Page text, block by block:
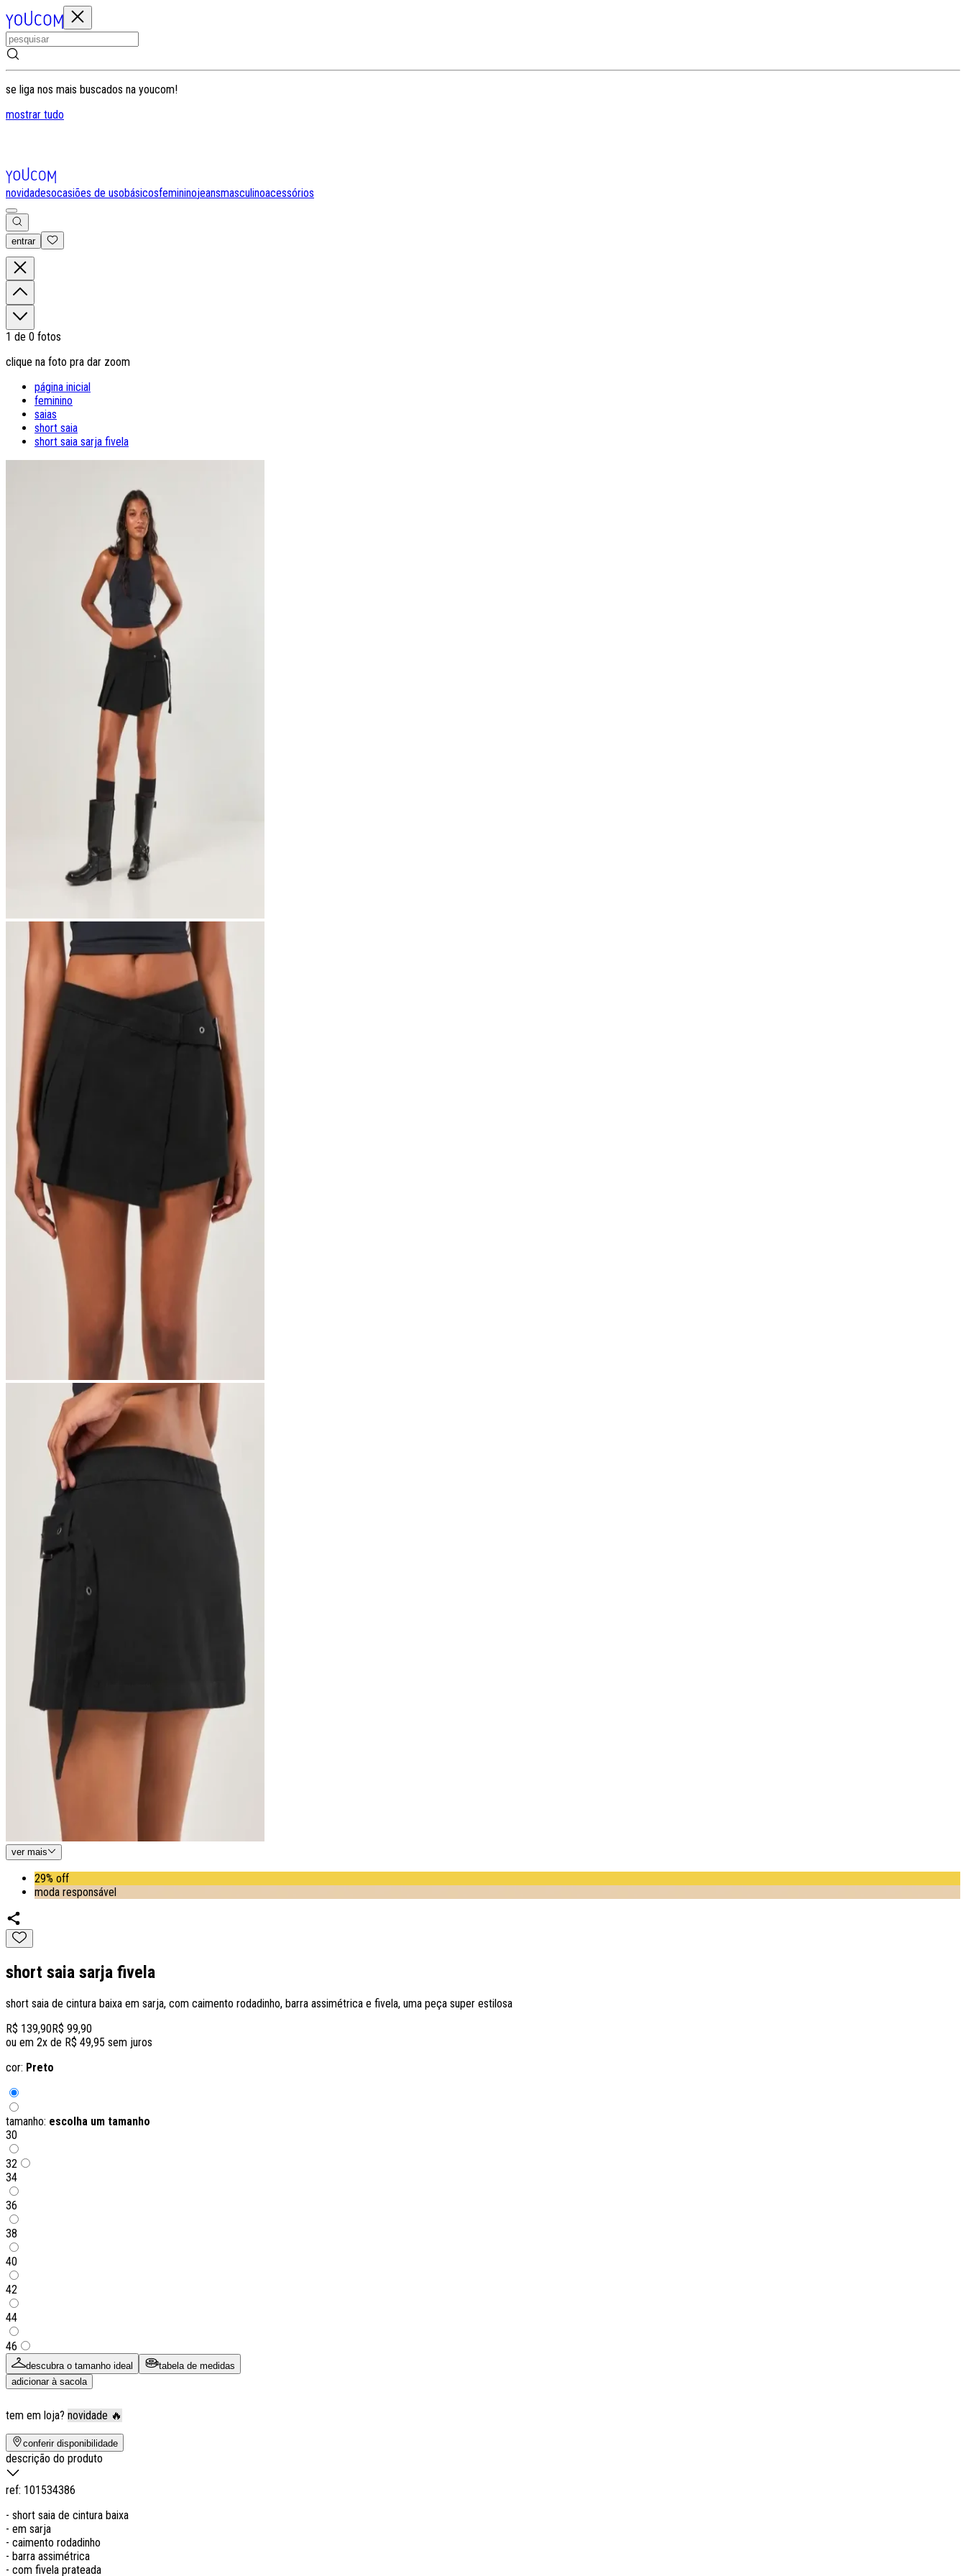
se liga nos mais buscados na youcom!
mostrar tudo
novidadesocasiões de usobásicosfemininojeansmasculinoacessórios
entrar
1 de 0 fotos
clique na foto pra dar zoom
página inicial
feminino
saias
short saia
short saia sarja fivela
ver mais
29% off
moda responsável
short saia sarja fivela
short saia de cintura baixa em sarja, com caimento rodadinho, barra assimétrica e fivela, uma peça super estilosa
R$ 139,90 R$ 99,90
ou em 2x de R$ 49,95 sem juros
cor: Preto
tamanho: escolha um tamanho
30
32
34
36
38
40
42
44
46
descubra o tamanho ideal
tabela de medidas
adicionar à sacola
tem em loja? novidade 🔥
conferir disponibilidade
descrição do produto
ref: 101534386
- short saia de cintura baixa
- em sarja
- caimento rodadinho
- barra assimétrica
- com fivela prateada